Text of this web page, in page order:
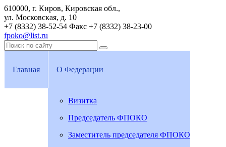
610000, г. Киров, Кировская обл.,
ул. Московская, д. 10
+7 (8332) 38-52-54 Факс +7 (8332) 38-23-00
fpoko@list.ru
Главная О Федерации
Визитка
Председатель ФПОКО
Заместитель председателя ФПОКО